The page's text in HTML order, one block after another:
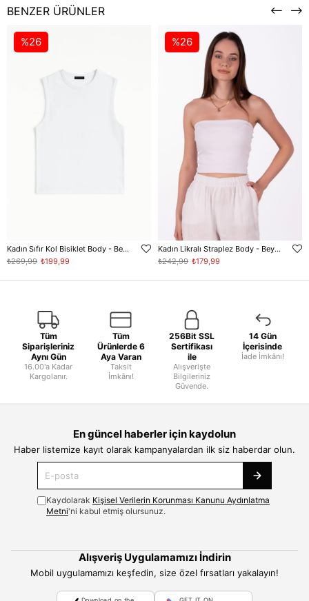
BENZER ÜRÜNLER
Kadın Sıfır Kol Bisiklet Body - Beyaz
₺199,99
₺269,99
%26
Kadın Likralı Straplez Body - Beyaz
₺179,99
₺242,99
%26
Tüm
Siparişleriniz
Aynı Gün
16.00'a Kadar
Kargolanır.
Tüm
Ürünlerde 6
Aya Varan
Taksit
İmkânı!
256Bit SSL
Sertifikası
ile
Alışverişte
Bilgileriniz
Güvende.
14 Gün
İçerisinde
İade İmkânı!
En güncel haberler için kaydolun
Haber listemize kayıt olarak kampanyalardan ilk siz haberdar olun.
Kaydolarak Kişisel Verilerin Korunması Kanunu Aydınlatma
Metni'ni kabul etmiş olursunuz.
Alışveriş Uygulamamızı İndirin
Mobil uygulamamızı keşfedin, size özel fırsatları yakalayın!